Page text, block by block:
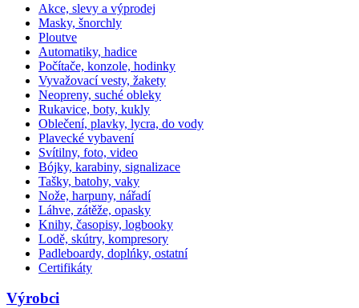
Akce, slevy a výprodej
Masky, šnorchly
Ploutve
Automatiky, hadice
Počítače, konzole, hodinky
Vyvažovací vesty, žakety
Neopreny, suché obleky
Rukavice, boty, kukly
Oblečení, plavky, lycra, do vody
Plavecké vybavení
Svítilny, foto, video
Bójky, karabiny, signalizace
Tašky, batohy, vaky
Nože, harpuny, nářadí
Láhve, zátěže, opasky
Knihy, časopisy, logbooky
Lodě, skútry, kompresory
Padleboardy, doplńky, ostatní
Certifikáty
Výrobci